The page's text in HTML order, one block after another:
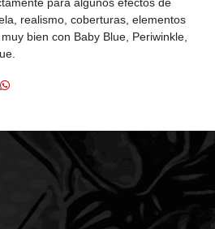
realismo, coberturas, elementos
bien con Baby Blue, Periwinkle,